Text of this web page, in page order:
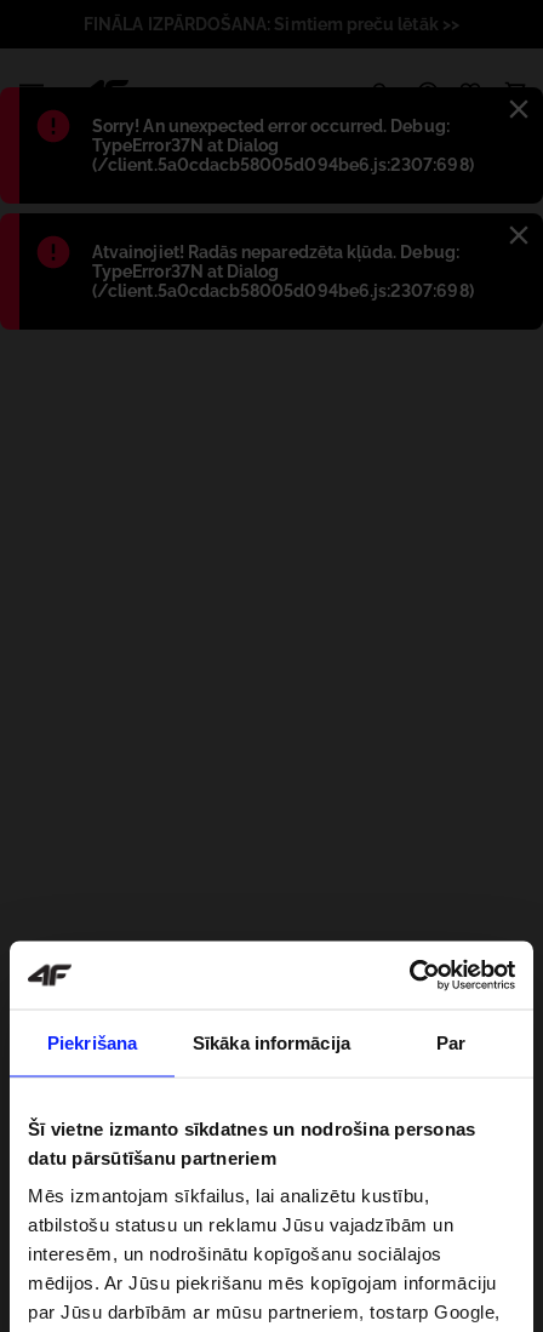
Piekrišana Sīkāka informācija Par
Šī vietne izmanto sīkdatnes un nodrošina personas
datu pārsūtīšanu partneriem
Mēs izmantojam sīkfailus, lai analizētu kustību,
atbilstošu statusu un reklamu Jūsu vajadzībām un
interesēm, un nodrošinātu kopīgošanu sociālajos
mēdijos. Ar Jūsu piekrišanu mēs kopīgojam informāciju
par Jūsu darbībām ar mūsu partneriem, tostarp Google,
Błąd:
Sorry! An unexpected error occurred. Debug:
TypeError37N at Dialog
(/client.5a0cdacb58005d094be6.js:2307:698)
Błąd:
Atvainojiet! Radās neparedzēta kļūda. Debug:
TypeError37N at Dialog
(/client.5a0cdacb58005d094be6.js:2307:698)
FINĀLA IZPĀRDOŠANA: Simtiem preču lētāk >>